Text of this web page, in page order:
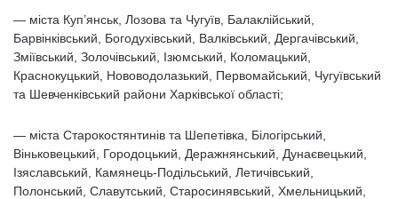
— міста Куп’янськ, Лозова та Чугуїв, Балаклійський,
Барвінківський, Богодухівський, Валківський, Дергачівський,
Зміївський, Золочівський, Ізюмський, Коломацький,
Краснокуцький, Нововодолазький, Первомайський, Чугуївський
та Шевченківський райони Харківської області;
— міста Старокостянтинів та Шепетівка, Білогірський,
Віньковецький, Городоцький, Деражнянський, Дунаєвецький,
Ізяславський, Камянець-Подільський, Летичівський,
Полонський, Славутський, Старосинявський, Хмельницький,